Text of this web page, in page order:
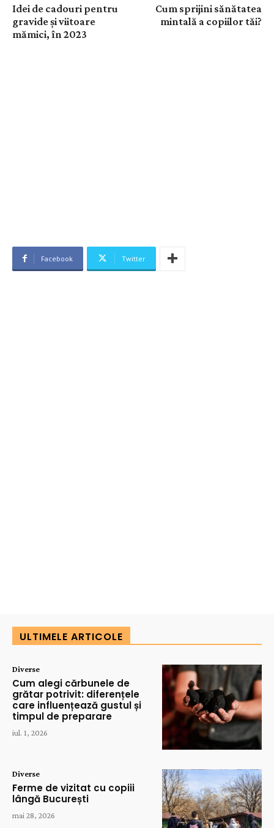
Idei de cadouri pentru
gravide și viitoare
mămici, în 2023
Cum sprijini sănătatea
mintală a copiilor tăi?
Facebook Twitter
ULTIMELE ARTICOLE
Diverse
Cum alegi cărbunele de
grătar potrivit: diferențele
care influențează gustul și
timpul de preparare
iul. 1, 2026
Diverse
Ferme de vizitat cu copiii
lângă București
mai 28, 2026